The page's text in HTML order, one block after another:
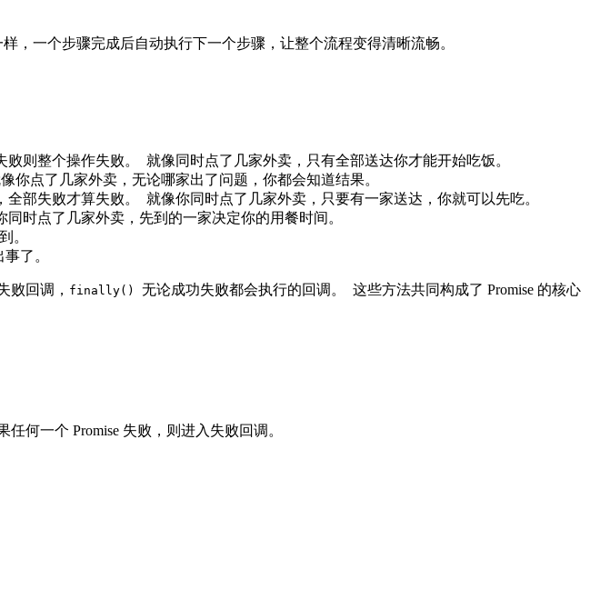
，一个步骤完成后自动执行下一个步骤，让整个流程变得清晰流畅。
则整个操作失败。 就像同时点了几家外卖，只有全部送达你才能开始吃饭。
你点了几家外卖，无论哪家出了问题，你都会知道结果。
部失败才算失败。 就像你同时点了几家外卖，只要有一家送达，你就可以先吃。
时点了几家外卖，先到的一家决定你的用餐时间。
。
了。
败回调， finally()
无论成功失败都会执行的回调。 这些方法共同构成了 Promise 的核心
何一个 Promise 失败，则进入失败回调。